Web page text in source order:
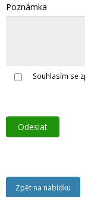
Poznámka
Souhlasím se
Zpět na nabídku